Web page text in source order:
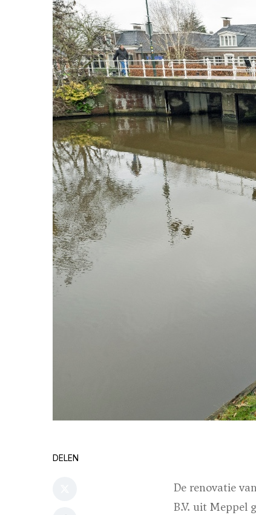
DELEN
De renovatie
B.V. uit Meppel